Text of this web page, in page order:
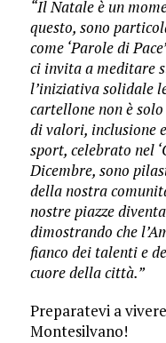
“Il Natale è un
questo, sono
come ‘Parole di
ci invita a meditare
l’iniziativa solidale
cartellone non è
di valori, inclusione
sport, celebrato nel
Dicembre, sono
della nostra
nostre piazze
dimostrando che
fianco dei talenti e
cuore della città.”
Preparatevi a
Montesilvano!